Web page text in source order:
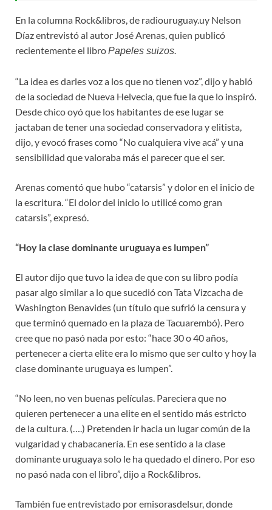
En la columna Rock&libros, de radiouruguay.uy Nelson
Díaz entrevistó al autor José Arenas, quien publicó
recientemente el libroPapeles suizos.
“La idea es darles voz a los que no tienen voz”, dijo y habló
de la sociedad de Nueva Helvecia, que fue la que lo inspiró.
Desde chico oyó que los habitantes de ese lugar se
jactaban de tener una sociedad conservadora y elitista,
dijo, y evocó frases como “No cualquiera vive acá” y una
sensibilidad que valoraba más el parecer que el ser.
Arenas comentó que hubo “catarsis” y dolor en el inicio de
la escritura. “El dolor del inicio lo utilicé como gran
catarsis”, expresó.
“Hoy la clase dominante uruguaya es lumpen”
El autor dijo que tuvo la idea de que con su libro podía
pasar algo similar a lo que sucedió con Tata Vizcacha de
Washington Benavides (un título que sufrió la censura y
que terminó quemado en la plaza de Tacuarembó). Pero
cree que no pasó nada por esto: “hace 30 o 40 años,
pertenecer a cierta elite era lo mismo que ser culto y hoy la
clase dominante uruguaya es lumpen”.
“No leen, no ven buenas películas. Pareciera que no
quieren pertenecer a una elite en el sentido más estricto
de la cultura. (….) Pretenden ir hacia un lugar común de la
vulgaridad y chabacanería. En ese sentido a la clase
dominante uruguaya solo le ha quedado el dinero. Por eso
no pasó nada con el libro”, dijo a Rock&libros.
También fue entrevistado por emisorasdelsur, donde